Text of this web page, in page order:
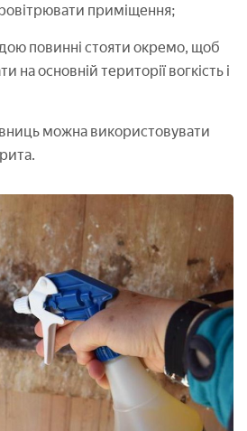
приміщення;
повинні стояти окремо, щоб
на основній території вогкість і
можна використовувати